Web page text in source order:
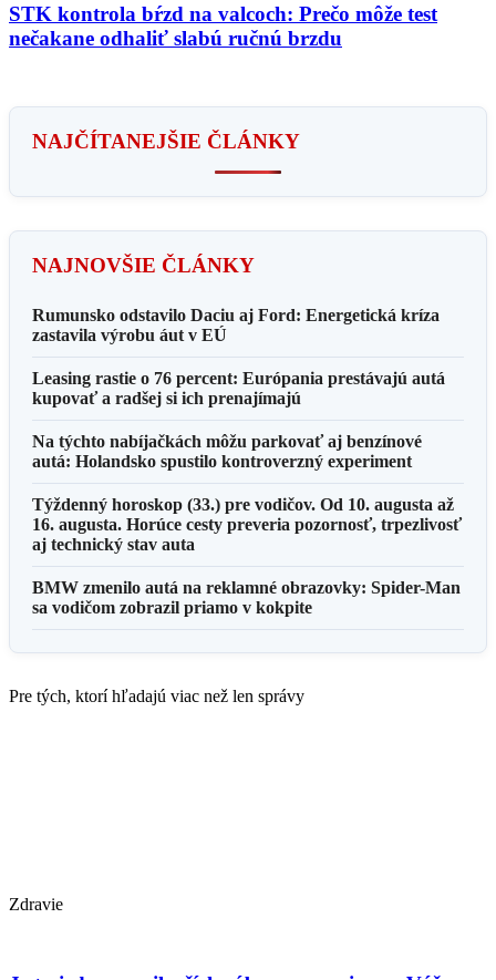
STK kontrola bŕzd na valcoch: Prečo môže test
nečakane odhaliť slabú ručnú brzdu
NAJČÍTANEJŠIE ČLÁNKY
NAJNOVŠIE ČLÁNKY
Rumunsko odstavilo Daciu aj Ford: Energetická kríza
zastavila výrobu áut v EÚ
Leasing rastie o 76 percent: Európania prestávajú autá
kupovať a radšej si ich prenajímajú
Na týchto nabíjačkách môžu parkovať aj benzínové
autá: Holandsko spustilo kontroverzný experiment
Týždenný horoskop (33.) pre vodičov. Od 10. augusta až
16. augusta. Horúce cesty preveria pozornosť, trpezlivosť
aj technický stav auta
BMW zmenilo autá na reklamné obrazovky: Spider-Man
sa vodičom zobrazil priamo v kokpite
Pre tých, ktorí hľadajú viac než len správy
Zdravie